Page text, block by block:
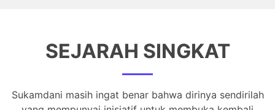
SEJARAH SINGKAT
Sukamdani masih ingat benar bahwa dirinya sendirilah